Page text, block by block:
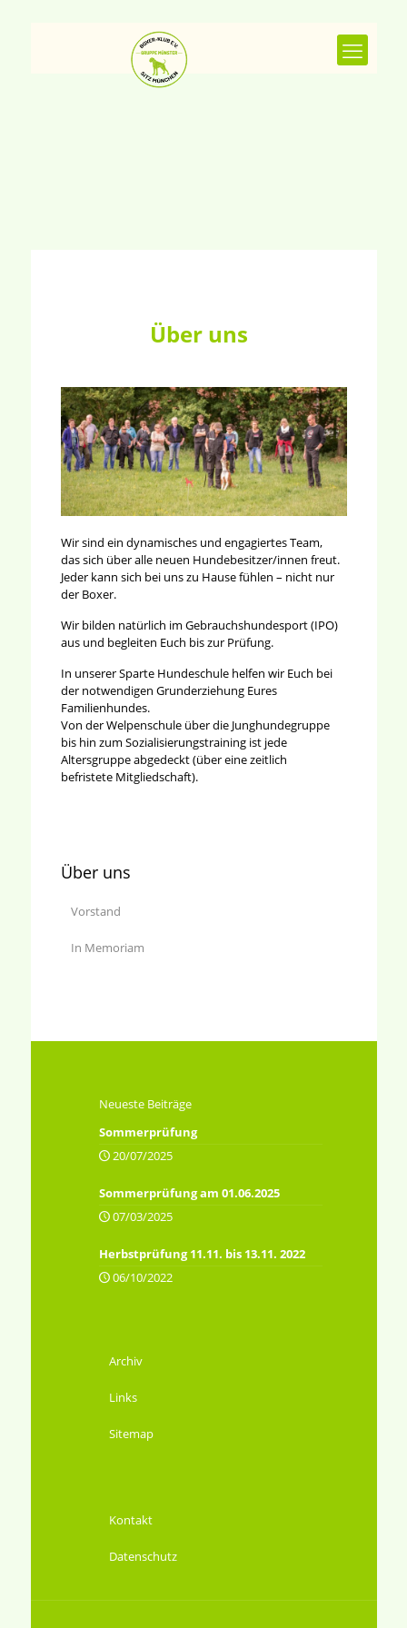
Über uns
Wir sind ein dynamisches und engagiertes Team,
das sich über alle neuen Hundebesitzer/innen freut.
Jeder kann sich bei uns zu Hause fühlen – nicht nur
der Boxer.
Wir bilden natürlich im Gebrauchshundesport (IPO)
aus und begleiten Euch bis zur Prüfung.
In unserer Sparte Hundeschule helfen wir Euch bei
der notwendigen Grunderziehung Eures
Familienhundes.
Von der Welpenschule über die Junghundegruppe
bis hin zum Sozialisierungstraining ist jede
Altersgruppe abgedeckt (über eine zeitlich
befristete Mitgliedschaft).
Über uns
Vorstand
In Memoriam
Neueste Beiträge
Sommerprüfung
20/07/2025
Sommerprüfung am 01.06.2025
07/03/2025
Herbstprüfung 11.11. bis 13.11. 2022
06/10/2022
Archiv
Links
Sitemap
Kontakt
Datenschutz